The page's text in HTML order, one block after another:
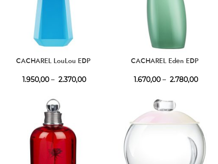
CACHAREL LouLou EDP
1.950,00 – 2.370,00
CACHAREL Eden EDP
1.670,00 – 2.780,00